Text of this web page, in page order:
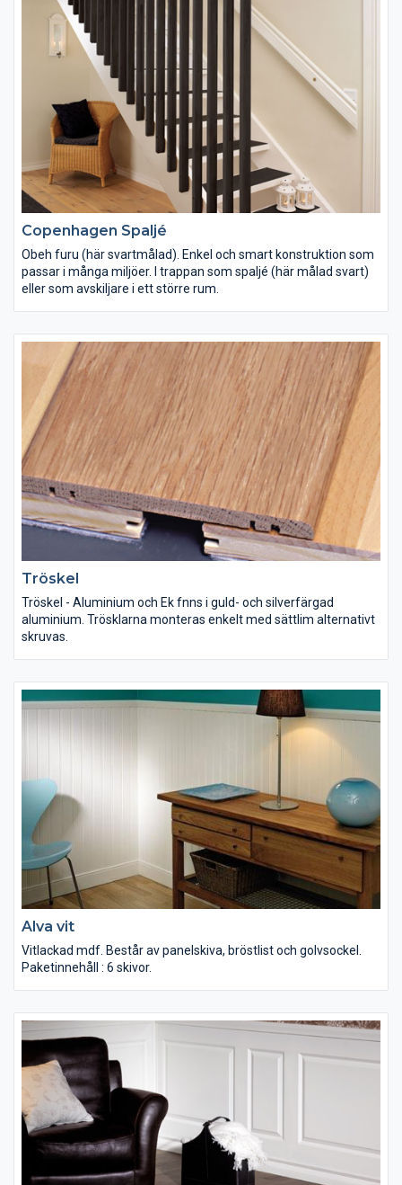
Copenhagen Spaljé
Obeh furu (här svartmålad). Enkel och smart konstruktion som
passar i många miljöer. I trappan som spaljé (här målad svart)
eller som avskiljare i ett större rum.
Tröskel
Tröskel - Aluminium och Ek fnns i guld- och silverfärgad
aluminium. Trösklarna monteras enkelt med sättlim alternativt
skruvas.
Alva vit
Vitlackad mdf. Består av panelskiva, bröstlist och golvsockel.
Paketinnehåll : 6 skivor.